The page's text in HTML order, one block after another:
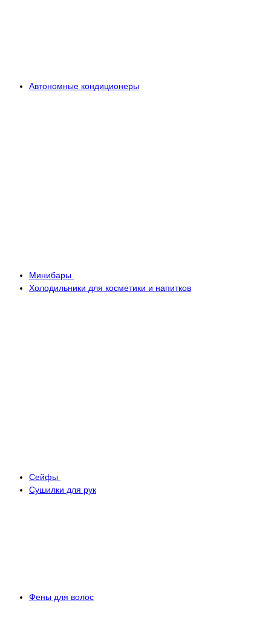
Автономные кондиционеры
Минибары
Холодильники для косметики и напитков
Сейфы
Сушилки для рук
Фены для волос